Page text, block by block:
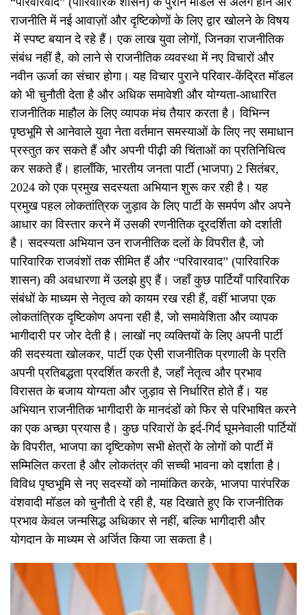
राजनीति में नई आवाज़ों और दृष्टिकोणों के लिए द्वार खोलने के विषय
में स्पष्ट बयान दे रहे हैं। एक लाख युवा लोगों, जिनका राजनीतिक
संबंध नहीं है, को लाने से राजनीतिक व्यवस्था में नए विचारों और
नवीन ऊर्जा का संचार होगा। यह विचार पुराने परिवार-केंद्रित मॉडल
को भी चुनौती देता है और अधिक समावेशी और योग्यता-आधारित
राजनीतिक माहौल के लिए व्यापक मंच तैयार करता है। विभिन्न
पृष्ठभूमि से आनेवाले युवा नेता वर्तमान समस्याओं के लिए नए समाधान
प्रस्तुत कर सकते हैं और अपनी पीढ़ी की चिंताओं का प्रतिनिधित्व
कर सकते हैं। हालाँकि, भारतीय जनता पार्टी (भाजपा) 2 सितंबर,
2024 को एक प्रमुख सदस्यता अभियान शुरू कर रही है। यह
प्रमुख पहल लोकतांत्रिक जुड़ाव के लिए पार्टी के समर्पण और अपने
आधार का विस्तार करने में उसकी रणनीतिक दूरदर्शिता को दर्शाती
है। सदस्यता अभियान उन राजनीतिक दलों के विपरीत है, जो
पारिवारिक राजवंशों तक सीमित हैं और “परिवारवाद” (पारिवारिक
शासन) की अवधारणा में उलझे हुए हैं। जहाँ कुछ पार्टियाँ पारिवारिक
संबंधों के माध्यम से नेतृत्व को कायम रख रही हैं, वहीं भाजपा एक
लोकतांत्रिक दृष्टिकोण अपना रही है, जो समावेशिता और व्यापक
भागीदारी पर जोर देती है। लाखों नए व्यक्तियों के लिए अपनी पार्टी
की सदस्यता खोलकर, पार्टी एक ऐसी राजनीतिक प्रणाली के प्रति
अपनी प्रतिबद्धता प्रदर्शित करती है, जहाँ नेतृत्व और प्रभाव
विरासत के बजाय योग्यता और जुड़ाव से निर्धारित होते हैं। यह
अभियान राजनीतिक भागीदारी के मानदंडों को फिर से परिभाषित करने
का एक अच्छा प्रयास है। कुछ परिवारों के इर्द-गिर्द घूमनेवाली पार्टियों
के विपरीत, भाजपा का दृष्टिकोण सभी क्षेत्रों के लोगों को पार्टी में
सम्मिलित करता है और लोकतंत्र की सच्ची भावना को दर्शाता है।
विविध पृष्ठभूमि से नए सदस्यों को नामांकित करके, भाजपा पारंपरिक
वंशवादी मॉडल को चुनौती दे रही है, यह दिखाते हुए कि राजनीतिक
प्रभाव केवल जन्मसिद्ध अधिकार से नहीं, बल्कि भागीदारी और
योगदान के माध्यम से अर्जित किया जा सकता है।